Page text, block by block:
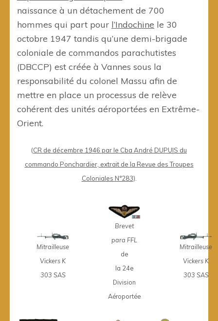
naissance à un détachement de 700
hommes qui part pour l’Indochine le 30
octobre 1947 tandis qu’une demi-brigade
coloniale de commandos parachutistes
(DBCCP) est créée à Vannes sous la
responsabilité du colonel Massu afin de
mettre en place un processus de relève
cohérent des unités aéroportées en Extrême-
Orient.
(CR de décembre 1946 par le Cba André DUPUIS du
commando Ponchardier, extrait de la Revue des Troupes
Coloniales N°283).
Mitrailleuse
Vickers K
303 SAS
Brevet
para FFL
de
la 24e
Division
Aéroportée
Mitrailleuse
Vickers K
303 SAS